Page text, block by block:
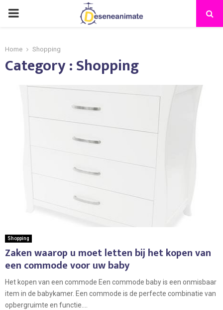
PRIMARY
Home Shopping
Category : Shopping
Shopping
Zaken waarop u moet letten bij het kopen van
een commode voor uw baby
Het kopen van een commode Een commode baby is een onmisbaar
item in de babykamer. Een commode is de perfecte combinatie van
opbergruimte en functie....